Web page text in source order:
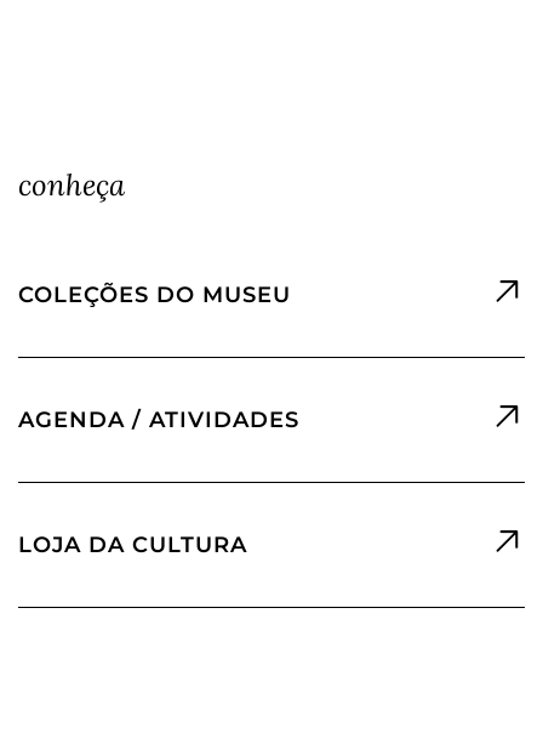
conheça
COLEÇÕES DO MUSEU
AGENDA / ATIVIDADES
LOJA DA CULTURA